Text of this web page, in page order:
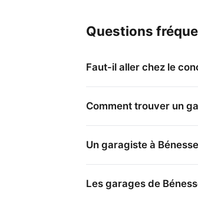
Questions
Faut-il aller chez le
Comment trouver un
Un garagiste à
Les garages de